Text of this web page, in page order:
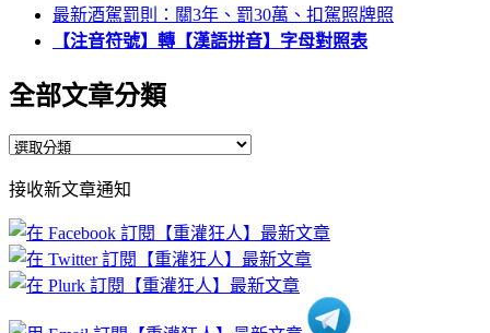
最新酒駕罰則：關3年、罰30萬、扣駕照牌照
【注音符號】轉【漢語拼音】字母對照表
全部文章分類
全
文
章
分
類
接收新文章通知